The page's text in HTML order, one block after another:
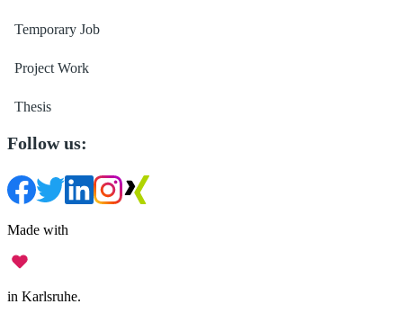
Temporary Job
Project Work
Thesis
Follow us:
Made with
in Karlsruhe.